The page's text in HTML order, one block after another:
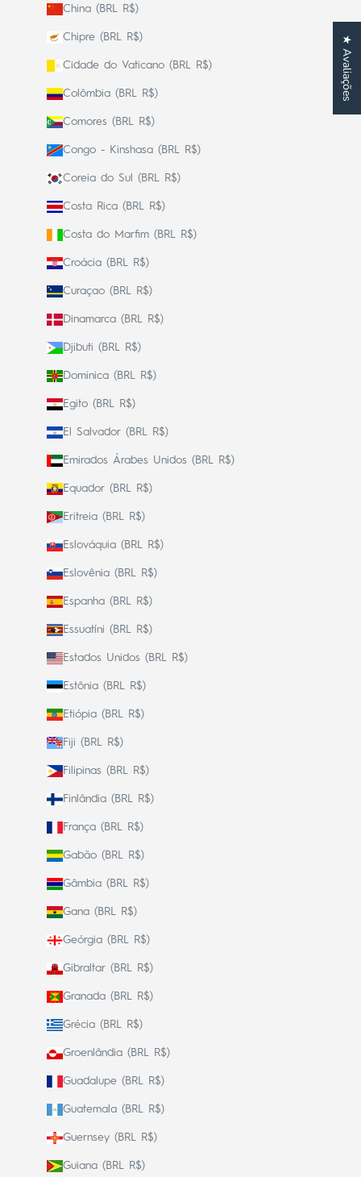
China (BRL R$)
Chipre (BRL R$)
Cidade do Vaticano (BRL R$)
Colômbia (BRL R$)
Comores (BRL R$)
Congo - Kinshasa (BRL R$)
Coreia do Sul (BRL R$)
Costa Rica (BRL R$)
Costa do Marfim (BRL R$)
Croácia (BRL R$)
Curaçao (BRL R$)
Dinamarca (BRL R$)
Djibuti (BRL R$)
Dominica (BRL R$)
Egito (BRL R$)
El Salvador (BRL R$)
Emirados Árabes Unidos (BRL R$)
Equador (BRL R$)
Eritreia (BRL R$)
Eslováquia (BRL R$)
Eslovênia (BRL R$)
Espanha (BRL R$)
Essuatíni (BRL R$)
Estados Unidos (BRL R$)
Estônia (BRL R$)
Etiópia (BRL R$)
Fiji (BRL R$)
Filipinas (BRL R$)
Finlândia (BRL R$)
França (BRL R$)
Gabão (BRL R$)
Gâmbia (BRL R$)
Gana (BRL R$)
Geórgia (BRL R$)
Gibraltar (BRL R$)
Granada (BRL R$)
Grécia (BRL R$)
Groenlândia (BRL R$)
Guadalupe (BRL R$)
Guatemala (BRL R$)
Guernsey (BRL R$)
Guiana (BRL R$)
★ Avaliações